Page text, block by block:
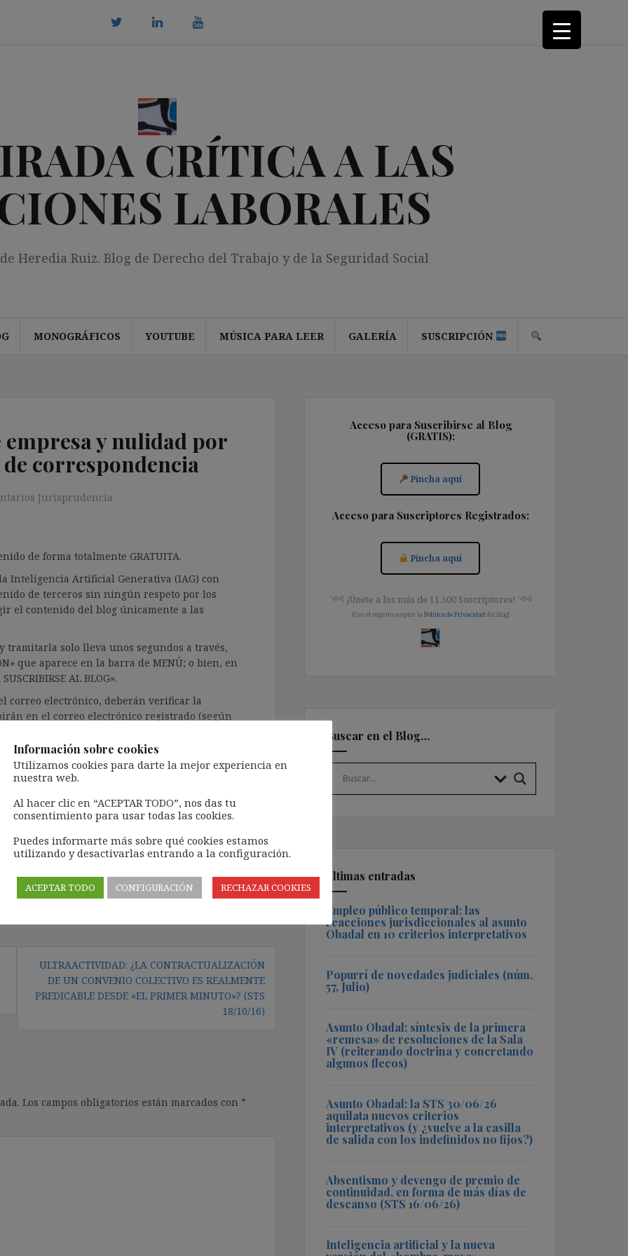
CRÍTICA A LAS
LABORALES
Heredia Ruiz. Blog de Derecho del Trabajo y de la Seguridad Social
MONOGRÁFICOS YOUTUBE MÚSICA PARA LEER GALERÍA SUSCRIPCIÓN
empresa y nulidad por
correspondencia
Jurisprudencia
de forma totalmente GRATUITA.
Inteligencia Artificial Generativa (IAG) con
de terceros sin ningún respeto por los
el contenido del blog únicamente a las
tramitarla solo lleva unos segundos a través,
que aparece en la barra de MENÚ; o bien, en
AL BLOG».
correo electrónico, deberán verificar la
en el correo electrónico registrado (según
bandeja de «Spam»).
pueda causar.
del blog: https://ignasibeltran.com/politica-
ET,art. 89 ET,convenio colectivo de empresa,
inicial,legitimación plena,principio de
ULTRAACTIVIDAD: ¿LA CONTRACTUALIZACIÓN
DE UN CONVENIO COLECTIVO ES REALMENTE
PREDICABLE DESDE «EL PRIMER MINUTO»? (STS
18/10/16)
Los campos obligatorios están marcados con *
Acceso para Suscribirse al Blog
(GRATIS):
Pincha aquí
Acceso para Suscriptores Registrados:
Pincha aquí
༺ ¡Únete a los más de 11.500 Suscriptores! ༺
[Con el registro aceptas la Política de Privacidad del blog]
Buscar en el Blog…
Últimas entradas
Empleo público temporal: las
reacciones jurisdiccionales al asunto
Obadal en 10 criterios interpretativos
Popurrí de novedades judiciales (núm.
57, Julio)
Asunto Obadal: síntesis de la primera
«remesa» de resoluciones de la Sala
IV (reiterando doctrina y concretando
algunos flecos)
Asunto Obadal: la STS 30/06/26
aquilata nuevos criterios
interpretativos (y ¿vuelve a la casilla
de salida con los indefinidos no fijos?)
Absentismo y devengo de premio de
continuidad, en forma de más días de
descanso (STS 16/06/26)
Inteligencia artificial y la nueva
Información sobre cookies
Utilizamos cookies para darte la mejor experiencia en
nuestra web.
Al hacer clic en “ACEPTAR TODO”, nos das tu
consentimiento para usar todas las cookies.
Puedes informarte más sobre qué cookies estamos
utilizando y desactivarlas entrando a la configuración.
ACEPTAR TODO CONFIGURACIÓN RECHAZAR COOKIES